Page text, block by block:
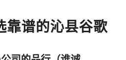
靠谱的沁县谷歌